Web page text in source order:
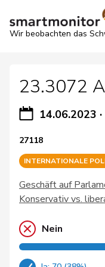
Wir beobachten das
23.3072
14.06.2023 ·
27118
INTERNATIONALE
Geschäft auf
Konservativ vs.
Nein